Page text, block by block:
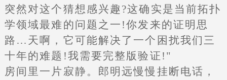
突然对这个猜想感兴趣?这确实是当前拓扑
学领域最难的问题之一!你发来的证明思
路…天啊，它可能解决了一个困扰我们三
十年的难题!我需要完整版验证!"
房间里一片寂静。郎明远慢慢挂断电话，